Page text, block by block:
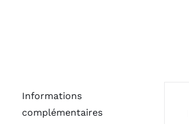
Informations
complémentaires